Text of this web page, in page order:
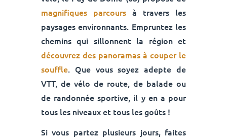
magnifiques parcoursà travers les
paysages environnants. Empruntez les
chemins qui sillonnent la région et
découvrez des panoramas à couper le
souffle. Que vous soyez adepte de
VTT, de vélo de route, de balade ou
de randonnée sportive, il y en a pour
tous les niveaux et tous les goûts !
Si vous partez plusieurs jours, faites